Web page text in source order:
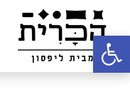
פתח סרגל